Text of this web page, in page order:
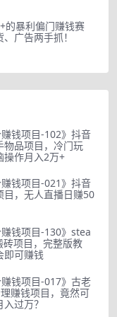
的暴利偏门赚钱赛
广告两手抓！
赚钱项目-102》抖音
物品项目，冷门玩
操作月入2万+
赚钱项目-021》抖音
目，无人直播日赚50
赚钱项目-130》stea
砖项目，完整版教
即可赚钱
赚钱项目-017》古老
赚钱项目，竟然可
过万？